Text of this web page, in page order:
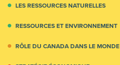
LES RESSOURCES NATURELLES
RESSOURCES ET ENVIRONNEMENT
RÔLE DU CANADA DANS LE MONDE